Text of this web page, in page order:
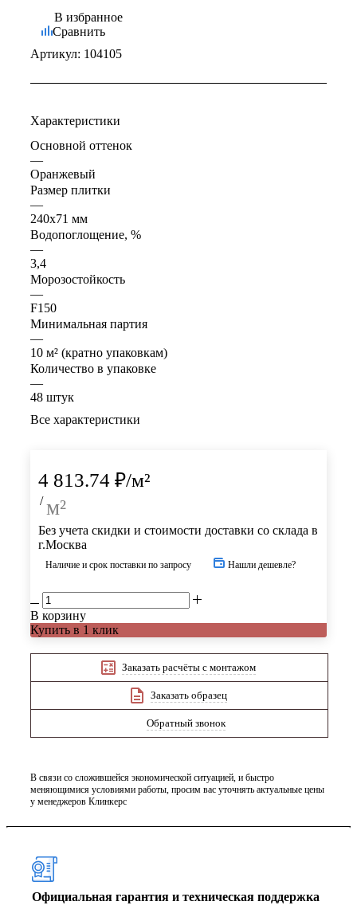
В избранное
Сравнить
Артикул: 104105
Характеристики
Основной оттенок
—
Оранжевый
Размер плитки
—
240x71 мм
Водопоглощение, %
—
3,4
Морозостойкость
—
F150
Минимальная партия
—
10 м² (кратно упаковкам)
Количество в упаковке
—
48 штук
Все характеристики
4 813.74 ₽/м²
/ м²
Без учета скидки и стоимости доставки со склада в
г.Москва
Наличие и срок поставки по запросу Нашли дешевле?
В корзину
Купить в 1 клик
Заказать расчёты с монтажом
Заказать образец
Обратный звонок
В связи со сложившейся экономической ситуацией, и быстро
меняющимися условиями работы, просим вас уточнять актуальные цены
у менеджеров Клинкерс
Официальная гарантия и техническая поддержка